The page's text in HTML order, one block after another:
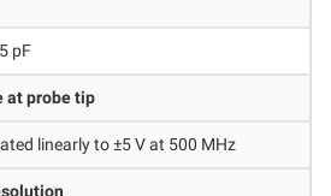
pF
at probe tip
linearly to ±5 V at 500 MHz